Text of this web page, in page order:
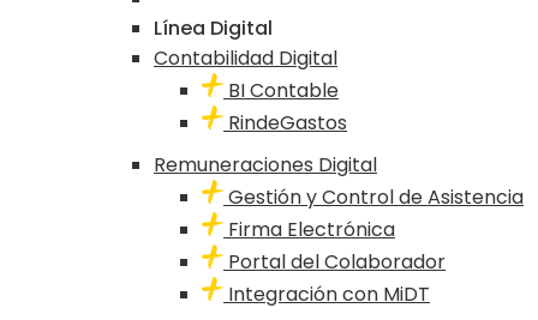
Línea Digital
Contabilidad Digital
BI Contable
RindeGastos
Remuneraciones Digital
Gestión y Control de Asistencia
Firma Electrónica
Portal del Colaborador
Integración con MiDT